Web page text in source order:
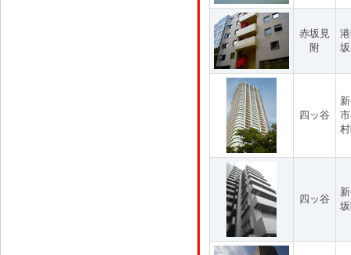
赤坂見
附
四ッ谷
四ッ谷